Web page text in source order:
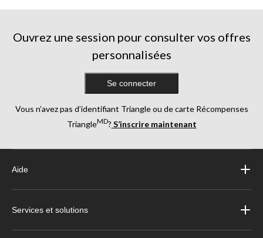
Ouvrez une session pour consulter vos offres
personnalisées
Se connecter
Vous n’avez pas d’identifiant Triangle ou de carte Récompenses
TriangleMD? S’inscrire maintenant
Aide
Services et solutions